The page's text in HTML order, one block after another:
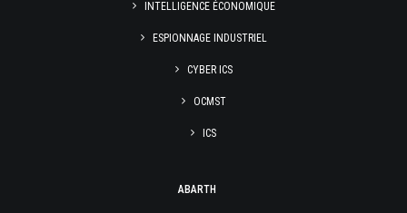
INTELLIGENCE ÉCONOMIQUE
ESPIONNAGE INDUSTRIEL
CYBER ICS
OCMST
ICS
ABARTH